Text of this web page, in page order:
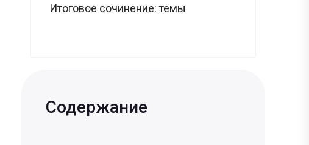
Итоговое сочинение: темы
Содержание